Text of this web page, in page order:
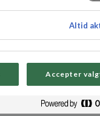
Altid
Accepter